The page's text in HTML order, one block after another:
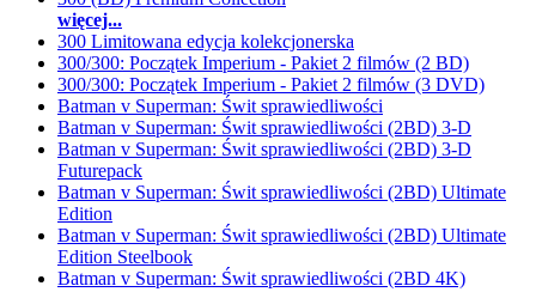
więcej...
300 Limitowana edycja kolekcjonerska
300/300: Początek Imperium - Pakiet 2 filmów (2 BD)
300/300: Początek Imperium - Pakiet 2 filmów (3 DVD)
Batman v Superman: Świt sprawiedliwości
Batman v Superman: Świt sprawiedliwości (2BD) 3-D
Batman v Superman: Świt sprawiedliwości (2BD) 3-D
Futurepack
Batman v Superman: Świt sprawiedliwości (2BD) Ultimate
Edition
Batman v Superman: Świt sprawiedliwości (2BD) Ultimate
Edition Steelbook
Batman v Superman: Świt sprawiedliwości (2BD 4K)